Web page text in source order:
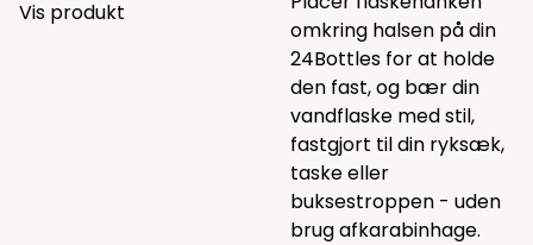
Vis produkt
omkring halsen på din
24Bottles for at holde
den fast, og bær din
vandflaske med stil,
fastgjort til din ryksæk,
taske eller
buksestroppen - uden
brug afkarabinhage.